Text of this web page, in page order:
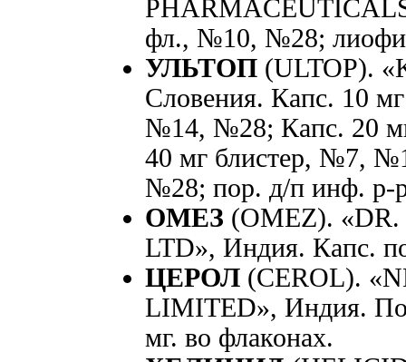
фл., №10, №28;
УЛЬТОП (ULTOP).
Словения. Капc. 10
№14, №28; Капc. 20
40 мг блистер, №7,
№28; пор. д/п инф. р-
ОМЕЗ (OMEZ).
LTD», Индия. Капс.
ЦЕРОЛ (CEROL).
LIMITED», Индия.
мг. во флаконах.